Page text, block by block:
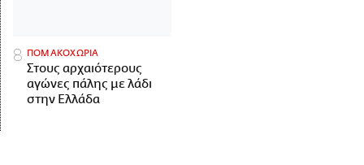
ΠΟΜΑΚΟΧΩΡΙΑ
Στους αρχαιότερους
αγώνες πάλης με λάδι
στην Ελλάδα